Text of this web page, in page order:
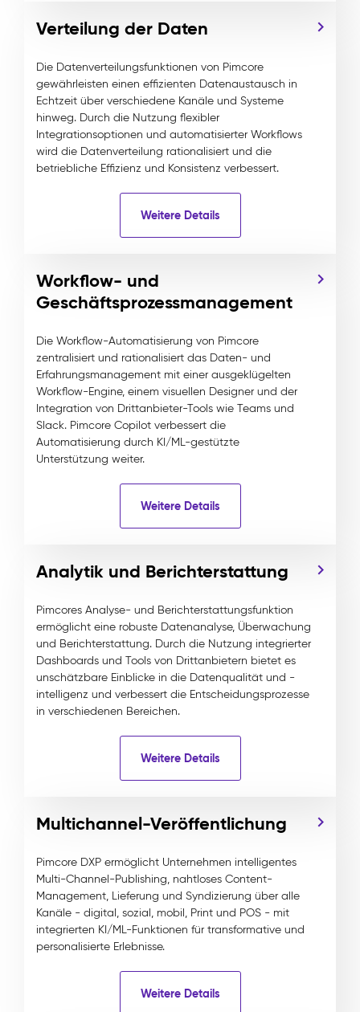
Verteilung der Daten
Die Datenverteilungsfunktionen von Pimcore
gewährleisten einen effizienten Datenaustausch in
Echtzeit über verschiedene Kanäle und Systeme
hinweg. Durch die Nutzung flexibler
Integrationsoptionen und automatisierter Workflows
wird die Datenverteilung rationalisiert und die
betriebliche Effizienz und Konsistenz verbessert.
Weitere Details
Workflow- und
Geschäftsprozessmanagement
Die Workflow-Automatisierung von Pimcore
zentralisiert und rationalisiert das Daten- und
Erfahrungsmanagement mit einer ausgeklügelten
Workflow-Engine, einem visuellen Designer und der
Integration von Drittanbieter-Tools wie Teams und
Slack. Pimcore Copilot verbessert die
Automatisierung durch KI/ML-gestützte
Unterstützung weiter.
Weitere Details
Analytik und Berichterstattung
Pimcores Analyse- und Berichterstattungsfunktion
ermöglicht eine robuste Datenanalyse, Überwachung
und Berichterstattung. Durch die Nutzung integrierter
Dashboards und Tools von Drittanbietern bietet es
unschätzbare Einblicke in die Datenqualität und -
intelligenz und verbessert die Entscheidungsprozesse
in verschiedenen Bereichen.
Weitere Details
Multichannel-Veröffentlichung
Pimcore DXP ermöglicht Unternehmen intelligentes
Multi-Channel-Publishing, nahtloses Content-
Management, Lieferung und Syndizierung über alle
Kanäle - digital, sozial, mobil, Print und POS - mit
integrierten KI/ML-Funktionen für transformative und
personalisierte Erlebnisse.
Weitere Details